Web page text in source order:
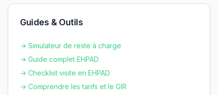
Guides & Outils
→ Simulateur de reste à charge
→ Guide complet EHPAD
→ Checklist visite en EHPAD
→ Comprendre les tarifs et le GIR